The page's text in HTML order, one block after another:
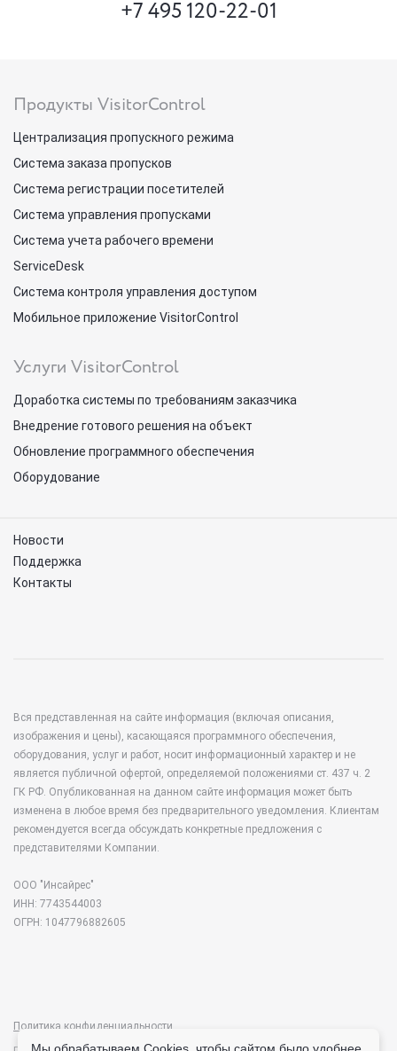
+7 495 120-22-01
Продукты VisitorControl
Централизация пропускного режима
Система заказа пропусков
Система регистрации посетителей
Система управления пропусками
Система учета рабочего времени
ServiceDesk
Система контроля управления доступом
Мобильное приложение VisitorControl
Услуги VisitorControl
Доработка системы по требованиям заказчика
Внедрение готового решения на объект
Обновление программного обеспечения
Оборудование
Новости
Поддержка
Контакты
Вся представленная на сайте информация (включая описания,
изображения и цены), касающаяся программного обеспечения,
оборудования, услуг и работ, носит информационный характер и не
является публичной офертой, определяемой положениями ст. 437 ч. 2
ГК РФ. Опубликованная на данном сайте информация может быть
изменена в любое время без предварительного уведомления. Клиентам
рекомендуется всегда обсуждать конкретные предложения с
представителями Компании.
ООО "Инсайрес"
ИНН: 7743544003
ОГРН: 1047796882605
Политика конфиденциальности